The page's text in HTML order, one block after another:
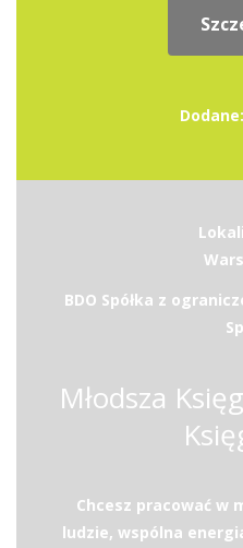
BDO Spółka z
Młodsza
Chcesz pracować w
ludzie, wspólna